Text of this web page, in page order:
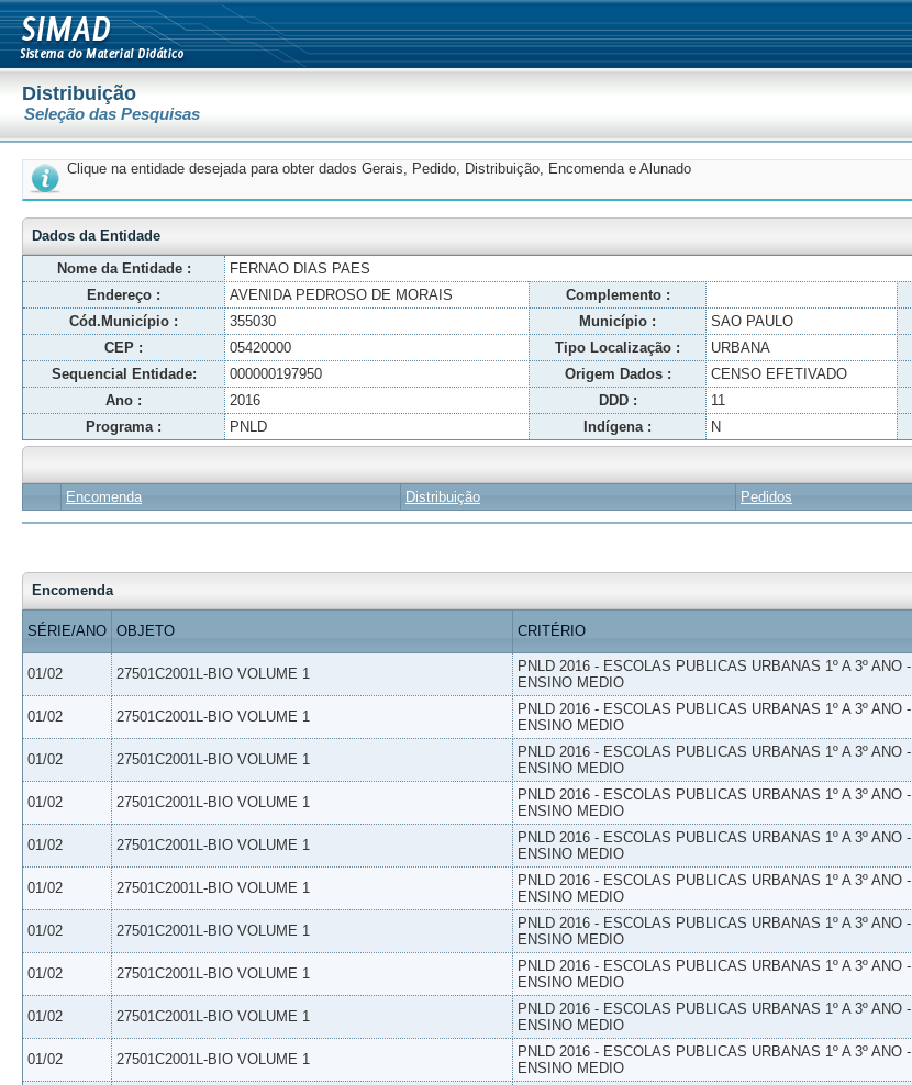
Distribuição
Seleção das Pesquisas
Clique na entidade desejada para obter dados Gerais, Pedido, Distribuição, Encomenda e Alunado
Dados da Entidade
Nome da Entidade :
FERNAO DIAS PAES
Endereço :
AVENIDA PEDROSO DE MORAIS Complemento :
Cód.Município :
355030 Município : SAO PAULO
CEP :
05420000 Tipo Localização : URBANA
Sequencial Entidade:
000000197950 Origem Dados : CENSO EFETIVADO
Ano :
2016 DDD : 11
Programa :
PNLD Indígena : N
Encomenda Distribuição Pedidos
Encomenda
SÉRIE/ANO OBJETO CRITÉRIO
01/02 27501C2001L-BIO VOLUME 1
PNLD 2016 - ESCOLAS PUBLICAS URBANAS 1º A 3º ANO -
ENSINO MEDIO
01/02 27501C2001L-BIO VOLUME 1
PNLD 2016 - ESCOLAS PUBLICAS URBANAS 1º A 3º ANO -
ENSINO MEDIO
01/02 27501C2001L-BIO VOLUME 1
PNLD 2016 - ESCOLAS PUBLICAS URBANAS 1º A 3º ANO -
ENSINO MEDIO
01/02 27501C2001L-BIO VOLUME 1
PNLD 2016 - ESCOLAS PUBLICAS URBANAS 1º A 3º ANO -
ENSINO MEDIO
01/02 27501C2001L-BIO VOLUME 1
PNLD 2016 - ESCOLAS PUBLICAS URBANAS 1º A 3º ANO -
ENSINO MEDIO
01/02 27501C2001L-BIO VOLUME 1
PNLD 2016 - ESCOLAS PUBLICAS URBANAS 1º A 3º ANO -
ENSINO MEDIO
01/02 27501C2001L-BIO VOLUME 1
PNLD 2016 - ESCOLAS PUBLICAS URBANAS 1º A 3º ANO -
ENSINO MEDIO
01/02 27501C2001L-BIO VOLUME 1
PNLD 2016 - ESCOLAS PUBLICAS URBANAS 1º A 3º ANO -
ENSINO MEDIO
01/02 27501C2001L-BIO VOLUME 1
PNLD 2016 - ESCOLAS PUBLICAS URBANAS 1º A 3º ANO -
ENSINO MEDIO
01/02 27501C2001L-BIO VOLUME 1
PNLD 2016 - ESCOLAS PUBLICAS URBANAS 1º A 3º ANO -
ENSINO MEDIO